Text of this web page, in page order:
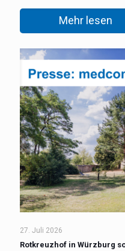
Mehr lesen
27. Juli 2026
Rotkreuzhof in Würzburg